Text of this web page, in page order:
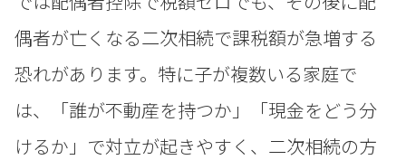
偶者が亡くなる二次相続で課税額が急増する
恐れがあります。特に子が複数いる家庭で
は、「誰が不動産を持つか」「現金をどう分
けるか」で対立が起きやすく、二次相続の方